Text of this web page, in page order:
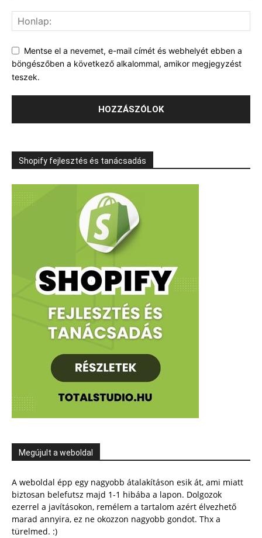
Mentse el a nevemet, e-mail címét és webhelyét ebben a
böngészőben a következő alkalommal, amikor megjegyzést
teszek.
Shopify fejlesztés és tanácsadás
Megújult a weboldal
A weboldal épp egy nagyobb átalakításon esik át, ami miatt
biztosan belefutsz majd 1-1 hibába a lapon. Dolgozok
ezerrel a javításokon, remélem a tartalom azért élvezhető
marad annyira, ez ne okozzon nagyobb gondot. Thx a
türelmed. :)